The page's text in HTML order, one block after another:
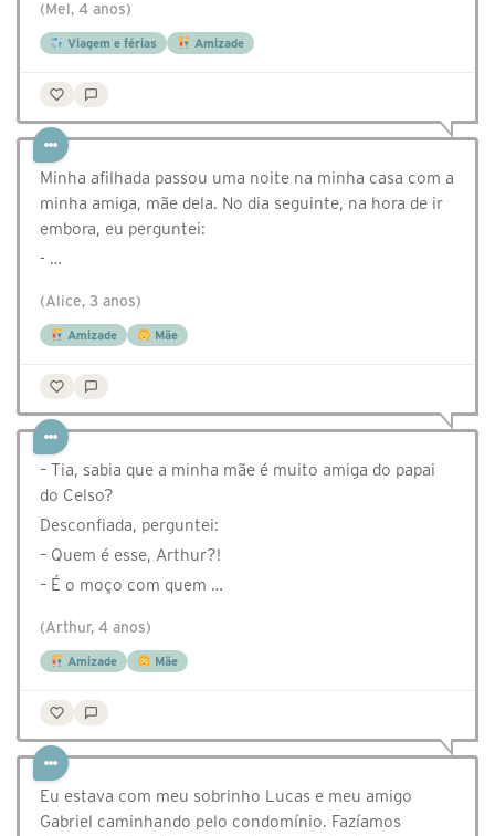
(Mel, 4 anos)
Viagem e férias Amizade
Minha afilhada passou uma noite na minha casa com a
minha amiga, mãe dela. No dia seguinte, na hora de ir
embora, eu perguntei:
- …
(Alice, 3 anos)
Amizade Mãe
– Tia, sabia que a minha mãe é muito amiga do papai
do Celso?
Desconfiada, perguntei:
– Quem é esse, Arthur?!
– É o moço com quem …
(Arthur, 4 anos)
Amizade Mãe
Eu estava com meu sobrinho Lucas e meu amigo
Gabriel caminhando pelo condomínio. Fazíamos